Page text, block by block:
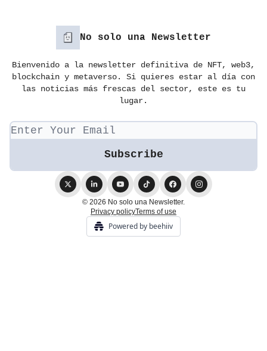
No solo una Newsletter
Bienvenido a la newsletter definitiva de NFT, web3,
blockchain y metaverso. Si quieres estar al día con
las noticias más frescas del sector, este es tu
lugar.
© 2026 No solo una Newsletter.
Privacy policyTerms of use
Powered by beehiiv